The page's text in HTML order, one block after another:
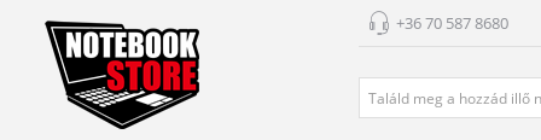
+36 70 587 8680